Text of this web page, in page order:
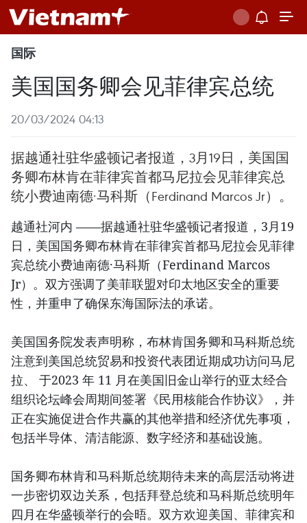
国际
美国国务卿会见菲律宾总统
20/03/2024 04:13
据越通社驻华盛顿记者报道，3月19日，美国国
务卿布林肯在菲律宾首都马尼拉会见菲律宾总
统小费迪南德·马科斯（Ferdinand Marcos Jr）。
越通社河内 ——据越通社驻华盛顿记者报道，3月19
日，美国国务卿布林肯在菲律宾首都马尼拉会见菲律
宾总统小费迪南德·马科斯（Ferdinand Marcos
Jr）。双方强调了美菲联盟对印太地区安全的重要
性，并重申了确保东海国际法的承诺。
美国国务院发表声明称，布林肯国务卿和马科斯总统
注意到美国总统贸易和投资代表团近期成功访问马尼
拉、 于2023 年 11 月在美国旧金山举行的亚太经合
组织论坛峰会周期间签署《民用核能合作协议》，并
正在实施促进合作共赢的其他举措和经济优先事项，
包括半导体、清洁能源、数字经济和基础设施。
国务卿布林肯和马科斯总统期待未来的高层活动将进
一步密切双边关系，包括拜登总统和马科斯总统明年
四月在华盛顿举行的会晤。双方欢迎美国、菲律宾和